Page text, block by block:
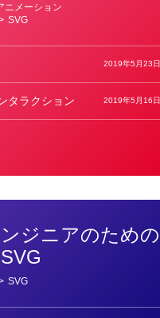
ニメーション
SVG
2019年5月23日
タラクション 2019年5月16日
ジニアのための
SVG